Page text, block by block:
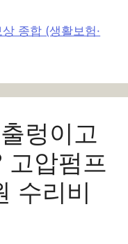
종합 (생활보험·
렁이고
고압펌프
수리비